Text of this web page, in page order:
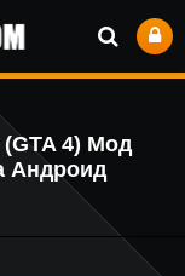
4) Мод
Андроид